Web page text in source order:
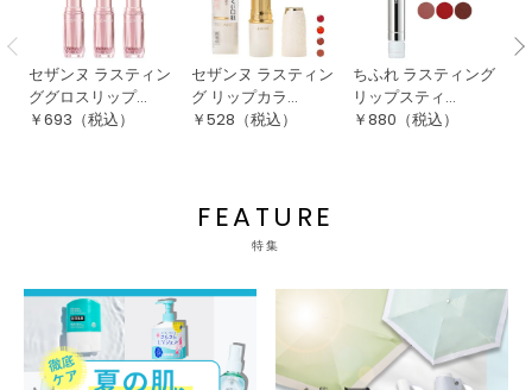
セザンヌ ラスティン
ググロスリップ...
￥693 （税込）
セザンヌ ラスティン
グ リップカラ...
￥528 （税込）
ちふれ ラスティング
リップスティ...
￥880 （税込）
FEATURE
特集